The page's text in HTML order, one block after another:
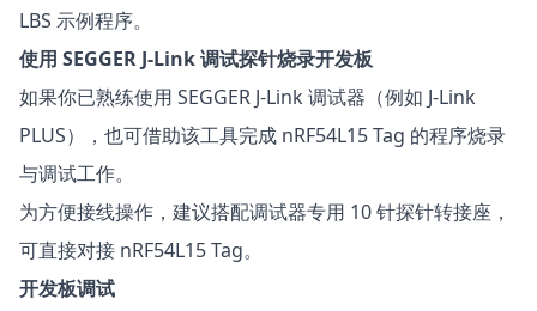
LBS 示例程序。
使用 SEGGER J-Link 调试探针烧录开发板
如果你已熟练使用 SEGGER J-Link 调试器（例如 J-Link
PLUS），也可借助该工具完成 nRF54L15 Tag 的程序烧录
与调试工作。
为方便接线操作，建议搭配调试器专用 10 针探针转接座 ，
可直接对接 nRF54L15 Tag。
开发板调试